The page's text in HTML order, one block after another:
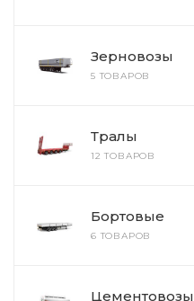
Зерновозы
5 ТОВАРОВ
Тралы
12 ТОВАРОВ
Бортовые
6 ТОВАРОВ
Цементовозы